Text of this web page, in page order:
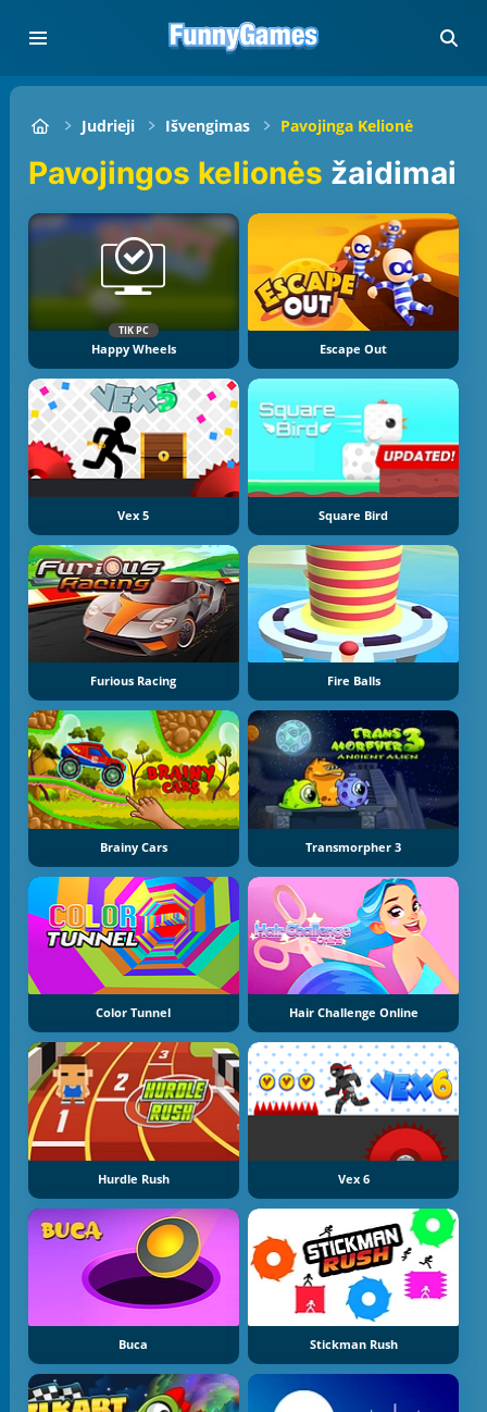
Judrieji Išvengimas Pavojinga Kelionė
Pavojingos kelionės žaidimai
TIK PC
Happy Wheels Escape Out
Vex 5 Square Bird
Furious Racing Fire Balls
Brainy Cars Transmorpher 3
Color Tunnel Hair Challenge Online
Hurdle Rush Vex 6
Buca Stickman Rush